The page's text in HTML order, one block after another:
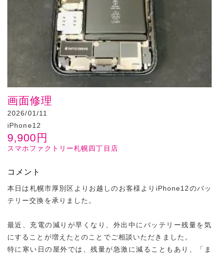
画面修理
2026/01/11
iPhone12
9,900 円
スマホファクトリー札幌四丁目店
コメント
本日は札幌市厚別区よりお越しのお客様よりiPhone12のバッ
テリー交換を承りました。
最近、充電の減りが早くなり、外出中にバッテリー残量を気
にすることが増えたとのことでご相談いただきました。
特に寒い日の屋外では、残量が急激に減ることもあり、「ま